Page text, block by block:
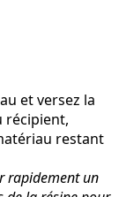
et versez la
récipient,
restant
rapidement un